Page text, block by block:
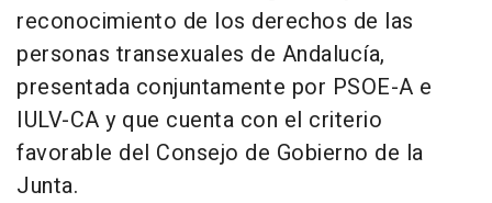
reconocimiento de los derechos de las
personas transexuales de Andalucía,
presentada conjuntamente por PSOE-A e
IULV-CA y que cuenta con el criterio
favorable del Consejo de Gobierno de la
Junta.